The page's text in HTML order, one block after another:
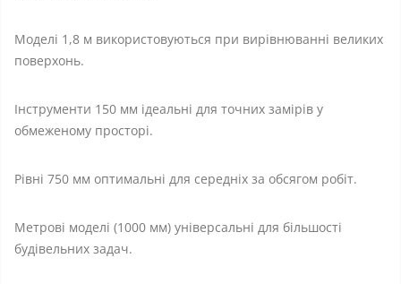
Моделі 1,8 м використовуються при вирівнюванні великих
поверхонь.
Інструменти 150 мм ідеальні для точних замірів у
обмеженому просторі.
Рівні 750 мм оптимальні для середніх за обсягом робіт.
Метрові моделі (1000 мм) універсальні для більшості
будівельних задач.